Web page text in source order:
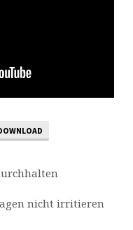
nicht irritieren